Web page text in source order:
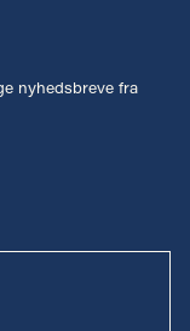
nyhedsbreve fra